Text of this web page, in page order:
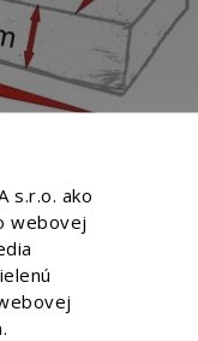
s.r.o. ako
webovej